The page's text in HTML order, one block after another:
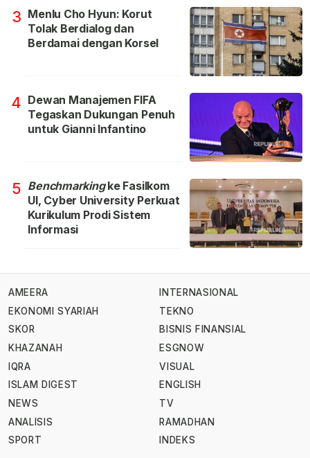
3 Menlu Cho Hyun: Korut
Tolak Berdialog dan
Berdamai dengan Korsel
4 Dewan Manajemen FIFA
Tegaskan Dukungan Penuh
untuk Gianni Infantino
5 Benchmarkingke Fasilkom
UI, Cyber University Perkuat
Kurikulum Prodi Sistem
Informasi
AMEERA
EKONOMI SYARIAH
SKOR
KHAZANAH
IQRA
ISLAM DIGEST
NEWS
ANALISIS
SPORT
INTERNASIONAL
TEKNO
BISNIS FINANSIAL
ESGNOW
VISUAL
ENGLISH
TV
RAMADHAN
INDEKS